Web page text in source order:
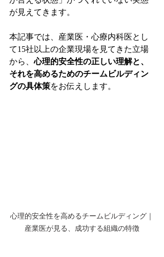
が見えてきます。
本記事では、産業医・心療内科医とし
て15社以上の企業現場を見てきた立場
から、心理的安全性の正しい理解と、
それを高めるためのチームビルディン
グの具体策をお伝えします。
心理的安全性を高めるチームビルディング｜
産業医が見る、成功する組織の特徴